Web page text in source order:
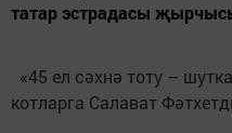
татар эстрадасы
«45 ел сәхнә тоту –
котларга Салават